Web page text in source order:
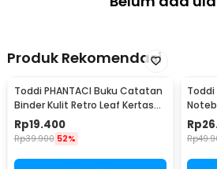
Produk Rekomendasi
Toddi PHANTACI Buku Catatan
Binder Kulit Retro Leaf Kertas
B7 - ZB-20
Rp19.400
Rp39.900 52%
Toddi
Rp
Rp